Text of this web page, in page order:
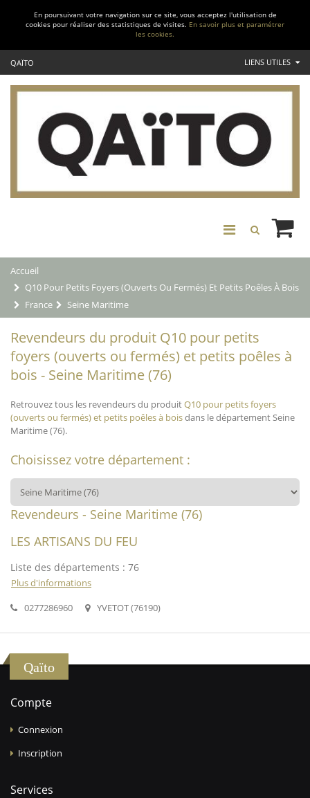
En poursuivant votre navigation sur ce site, vous acceptez l'utilisation de
cookies pour réaliser des statistiques de visites. En savoir plus et paramétrer
les cookies.
QAÏTO LIENS UTILES
Accueil
Q10 Pour Petits Foyers (ouverts Ou Fermés) Et Petits Poêles À Bois
France
Seine Maritime
Revendeurs du produit Q10 pour petits
foyers (ouverts ou fermés) et petits poêles à
bois - Seine Maritime (76)
Retrouvez tous les revendeurs du produitQ10 pour petits foyers
(ouverts ou fermés) et petits poêles à boisdans le département Seine
Maritime (76).
Choisissez votre département :
Revendeurs - Seine Maritime (76)
LES ARTISANS DU FEU
Liste des départements : 76
Plus d'informations
0277286960
YVETOT (76190)
Qaïto
Compte
Connexion
Inscription
Services